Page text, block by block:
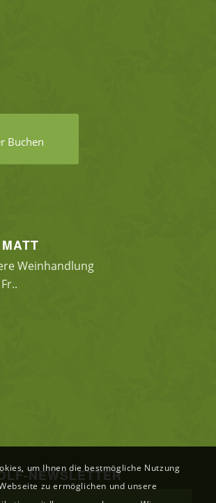
Buchen
Weinhandlung
NEWSLETTER
um Ihnen die bestmögliche Nutzung
zu ermöglichen und unsere